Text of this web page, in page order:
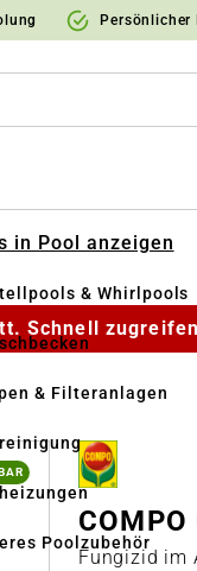
Persönlicher
in Pool anzeigen
& Whirlpools
& Filteranlagen
Poolzubehör
Schnell
Fungizid im